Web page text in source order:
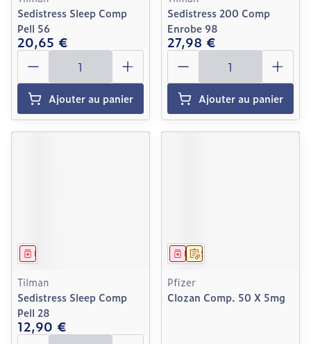
Sedistress Sleep Comp
Pell 56
20,65 €
Quantité
Ajouter au panier
Sedistress 200 Comp
Enrobe 98
27,98 €
Quantité
Ajouter au panier
Médicament
Tilman
Sedistress Sleep Comp
Pell 28
12,90 €
Quantité
Sur prescription
Médicament
Pfizer
Clozan Comp. 50 X 5mg